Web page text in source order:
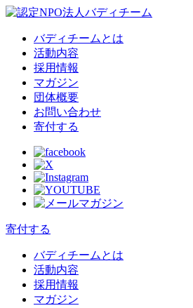
バディチームとは
活動内容
採用情報
マガジン
団体概要
お問い合わせ
寄付する
寄付する
バディチームとは
活動内容
採用情報
マガジン